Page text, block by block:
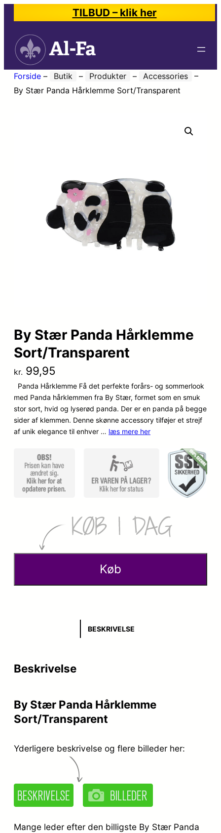
TILBUD – klik her
Forside – Butik – Produkter – Accessories
–
By Stær Panda Hårklemme Sort/Transparent
By Stær Panda Hårklemme
Sort/Transparent
kr. 99,95
Panda Hårklemme Få det perfekte forårs- og sommerlook
med Panda hårklemmen fra By Stær, formet som en smuk
stor sort, hvid og lyserød panda. Der er en panda på begge
sider af klemmen. Denne skønne accessory tilføjer et strejf
af unik elegance til enhver … læs mere her
Køb
BESKRIVELSE
Beskrivelse
By Stær Panda Hårklemme
Sort/Transparent
Yderligere beskrivelse og flere billeder her:
Mange leder efter den billigste By Stær Panda